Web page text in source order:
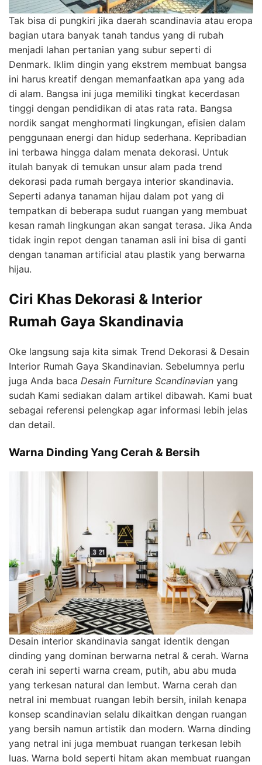
Tak bisa di pungkiri jika daerah scandinavia atau eropa
bagian utara banyak tanah tandus yang di rubah
menjadi lahan pertanian yang subur seperti di
Denmark. Iklim dingin yang ekstrem membuat bangsa
ini harus kreatif dengan memanfaatkan apa yang ada
di alam. Bangsa ini juga memiliki tingkat kecerdasan
tinggi dengan pendidikan di atas rata rata. Bangsa
nordik sangat menghormati lingkungan, efisien dalam
penggunaan energi dan hidup sederhana. Kepribadian
ini terbawa hingga dalam menata dekorasi. Untuk
itulah banyak di temukan unsur alam pada trend
dekorasi pada rumah bergaya interior skandinavia.
Seperti adanya tanaman hijau dalam pot yang di
tempatkan di beberapa sudut ruangan yang membuat
kesan ramah lingkungan akan sangat terasa. Jika Anda
tidak ingin repot dengan tanaman asli ini bisa di ganti
dengan tanaman artificial atau plastik yang berwarna
hijau.
Ciri Khas Dekorasi & Interior
Rumah Gaya Skandinavia
Oke langsung saja kita simak Trend Dekorasi & Desain
Interior Rumah Gaya Skandinavian. Sebelumnya perlu
juga Anda baca Desain Furniture Scandinavian yang
sudah Kami sediakan dalam artikel dibawah. Kami buat
sebagai referensi pelengkap agar informasi lebih jelas
dan detail.
Warna Dinding Yang Cerah & Bersih
Desain interior skandinavia sangat identik dengan
dinding yang dominan berwarna netral & cerah. Warna
cerah ini seperti warna cream, putih, abu abu muda
yang terkesan natural dan lembut. Warna cerah dan
netral ini membuat ruangan lebih bersih, inilah kenapa
konsep scandinavian selalu dikaitkan dengan ruangan
yang bersih namun artistik dan modern. Warna dinding
yang netral ini juga membuat ruangan terkesan lebih
luas. Warna bold seperti hitam akan membuat ruangan